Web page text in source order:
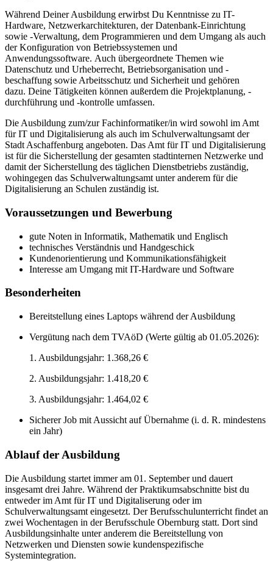
Während Deiner Ausbildung erwirbst Du Kenntnisse zu IT-
Hardware, Netzwerkarchitekturen, der Datenbank-Einrichtung
sowie -Verwaltung, dem Programmieren und dem Umgang als auch
der Konfiguration von Betriebssystemen und
Anwendungssoftware. Auch übergeordnete Themen wie
Datenschutz und Urheberrecht, Betriebsorganisation und -
beschaffung sowie Arbeitsschutz und Sicherheit und gehören
dazu. Deine Tätigkeiten können außerdem die Projektplanung, -
durchführung und -kontrolle umfassen.
Die Ausbildung zum/zur Fachinformatiker/in wird sowohl im Amt
für IT und Digitalisierung als auch im Schulverwaltungsamt der
Stadt Aschaffenburg angeboten. Das Amt für IT und Digitalisierung
ist für die Sicherstellung der gesamten stadtinternen Netzwerke und
damit der Sicherstellung des täglichen Dienstbetriebs zuständig,
wohingegen das Schulverwaltungsamt unter anderem für die
Digitalisierung an Schulen zuständig ist.
Voraussetzungen und Bewerbung
gute Noten in Informatik, Mathematik und Englisch
technisches Verständnis und Handgeschick
Kundenorientierung und Kommunikationsfähigkeit
Interesse am Umgang mit IT-Hardware und Software
Besonderheiten
Bereitstellung eines Laptops während der Ausbildung
Vergütung nach dem TVAöD (Werte gültig ab 01.05.2026):
1. Ausbildungsjahr: 1.368,26 €
2. Ausbildungsjahr: 1.418,20 €
3. Ausbildungsjahr: 1.464,02 €
Sicherer Job mit Aussicht auf Übernahme (i. d. R. mindestens
ein Jahr)
Ablauf der Ausbildung
Die Ausbildung startet immer am 01. September und dauert
insgesamt drei Jahre. Während der Praktikumsabschnitte bist du
entweder im Amt für IT und Digitaliserung oder im
Schulverwaltungsamt eingesetzt. Der Berufsschulunterricht findet an
zwei Wochentagen in der Berufsschule Obernburg statt. Dort sind
Ausbildungsinhalte unter anderem die Bereitstellung von
Netzwerken und Diensten sowie kundenspezifische
Systemintegration.